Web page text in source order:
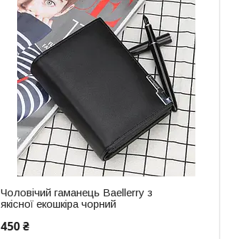
Чоловічий гаманець Baellerry з
якісної екошкіра чорний
450 ₴